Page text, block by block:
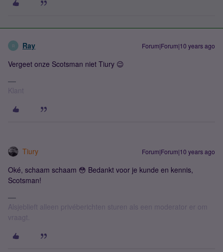
R Ray Forum|Forum|10 years ago
Vergeet onze Scotsman niet Tiury 😉
Klant
Tiury Forum|Forum|10 years ago
Oké, schaam schaam 😳 Bedankt voor je kunde en kennis,
Scotsman!
Alsjeblieft alleen privéberichten sturen als een moderator er om
vraagt.